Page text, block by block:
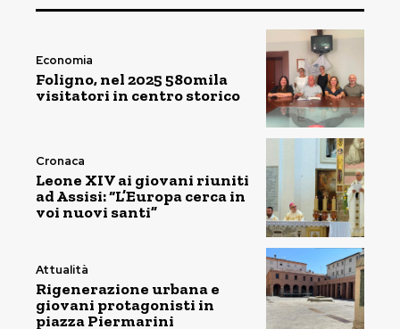
Economia
Foligno, nel 2025 580mila
visitatori in centro storico
Cronaca
Leone XIV ai giovani riuniti
ad Assisi: “L’Europa cerca in
voi nuovi santi”
Attualità
Rigenerazione urbana e
giovani protagonisti in
piazza Piermarini